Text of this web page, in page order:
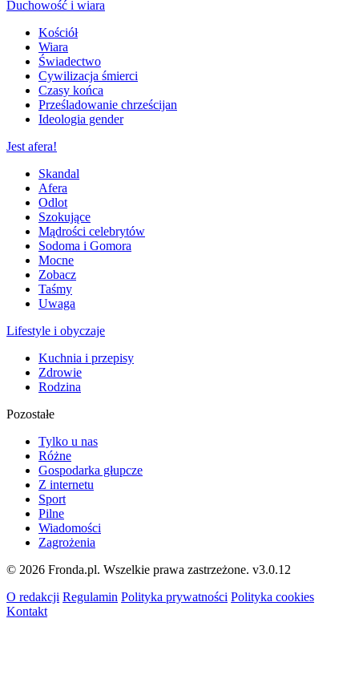
Duchowość i wiara
Kościół
Wiara
Świadectwo
Cywilizacja śmierci
Czasy końca
Prześladowanie chrześcijan
Ideologia gender
Jest afera!
Skandal
Afera
Odlot
Szokujące
Mądrości celebrytów
Sodoma i Gomora
Mocne
Zobacz
Taśmy
Uwaga
Lifestyle i obyczaje
Kuchnia i przepisy
Zdrowie
Rodzina
Pozostałe
Tylko u nas
Różne
Gospodarka głupcze
Z internetu
Sport
Pilne
Wiadomości
Zagrożenia
© 2026 Fronda.pl. Wszelkie prawa zastrzeżone. v3.0.12
O redakcji Regulamin Polityka prywatności Polityka cookies
Kontakt